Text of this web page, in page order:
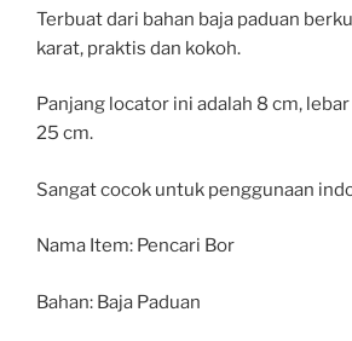
Terbuat dari bahan baja paduan
karat, praktis dan kokoh.
Panjang locator ini adalah 8 cm,
25 cm.
Sangat cocok untuk penggunaan
Nama Item: Pencari Bor
Bahan: Baja Paduan